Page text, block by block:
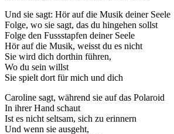
Und sie sagt: Hör auf die Musik deiner Seele
Folge, wo sie sagt, das du hingehen sollst
Folge den Fussstapfen deiner Seele
Hör auf die Musik, weisst du es nicht
Sie wird dich dorthin führen,
Wo du sein willst
Sie spielt dort für mich und dich
Caroline sagt, während sie auf das Polaroid
In ihrer Hand schaut
Ist es nicht seltsam, sich zu erinnern
Und wenn sie ausgeht,